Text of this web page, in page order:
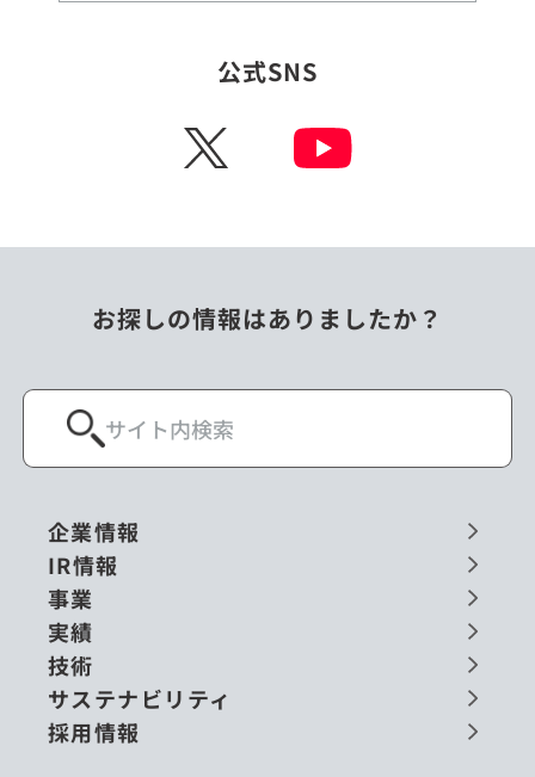
公式SNS
X
お探しの情報はありましたか？
企業情報
IR情報
事業
実績
技術
サステナビリティ
採用情報